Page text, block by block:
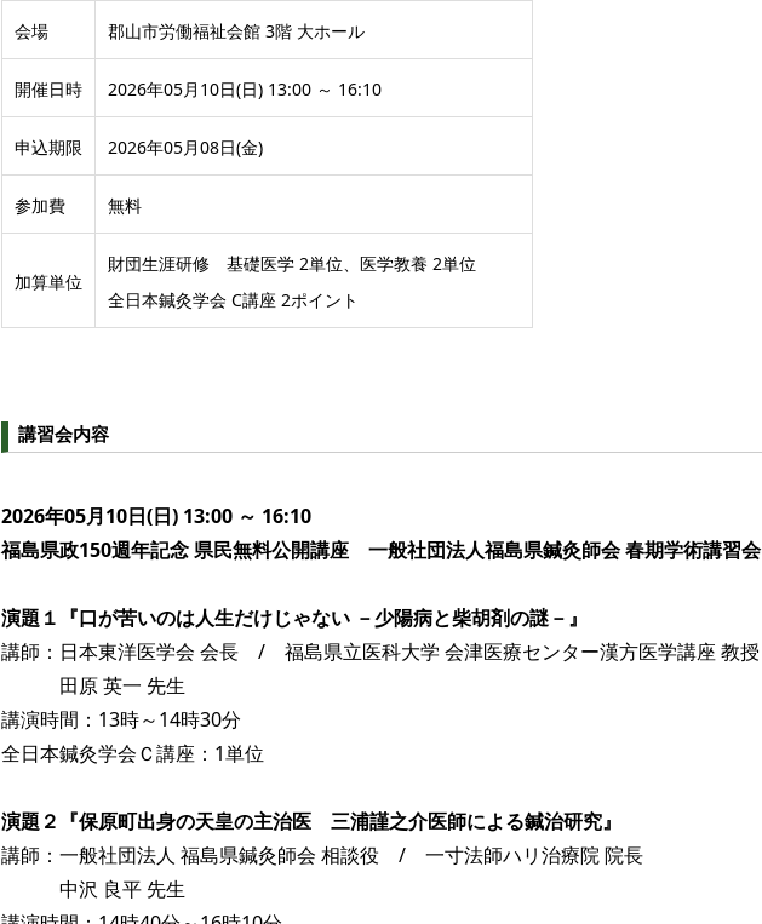
会場 郡山市労働福祉会館 3階 大ホール
開催日時 2026年05月10日(日) 13:00 ～ 16:10
申込期限 2026年05月08日(金)
参加費 無料
加算単位
財団生涯研修 基礎医学 2単位、医学教養 2単位
全日本鍼灸学会 C講座 2ポイント
講習会内容
2026年05月10日(日) 13:00 ～ 16:10
福島県政150週年記念 県民無料公開講座 一般社団法人福島県鍼灸師会 春期学術講習会
演題１『口が苦いのは人生だけじゃない －少陽病と柴胡剤の謎－』
講師：日本東洋医学会 会長 / 福島県立医科大学 会津医療センター漢方医学講座 教授
田原 英一 先生
講演時間：13時～14時30分
全日本鍼灸学会Ｃ講座：1単位
演題２『保原町出身の天皇の主治医 三浦謹之介医師による鍼治研究』
講師：一般社団法人 福島県鍼灸師会 相談役 / 一寸法師ハリ治療院 院長
中沢 良平 先生